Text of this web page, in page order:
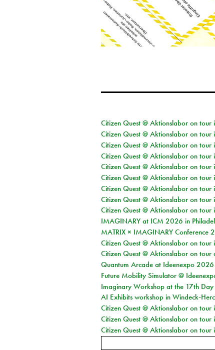
Citizen Quest @ Aktionslabor on tour
Citizen Quest @ Aktionslabor on tour
Citizen Quest @ Aktionslabor on tour
Citizen Quest @ Aktionslabor on tour
Citizen Quest @ Aktionslabor on tour
Citizen Quest @ Aktionslabor on tour
Citizen Quest @ Aktionslabor on tour
Citizen Quest @ Aktionslabor on tour
Citizen Quest @ Aktionslabor on tour
IMAGINARY at ICM 2026 in
MATRIX × IMAGINARY Conference
Citizen Quest @ Aktionslabor on tour
Citizen Quest @ Aktionslabor on
Quantum Arcade at Ideenexpo 2026
Future Mobility Simulator @
Imaginary Workshop at the 17th
AI Exhibits workshop in Windeck-
Citizen Quest @ Aktionslabor on tour
Citizen Quest @ Aktionslabor on tour
Citizen Quest @ Aktionslabor on tour